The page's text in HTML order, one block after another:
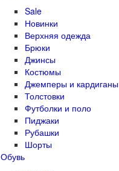
Sale
Новинки
Верхняя одежда
Брюки
Джинсы
Костюмы
Джемперы и кардиганы
Толстовки
Футболки и поло
Пиджаки
Рубашки
Шорты
Обувь